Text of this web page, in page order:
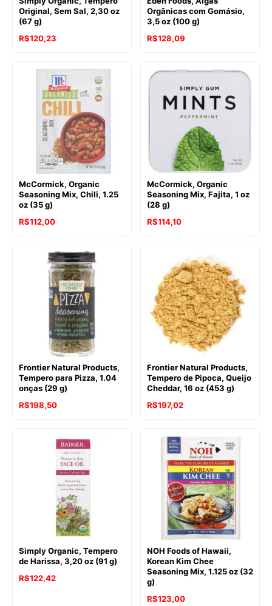
Original, Sem Sal, 2,30 oz
(67 g)
R$120,23
Orgânicas com Gomásio,
3,5 oz (100 g)
R$128,09
McCormick, Organic
Seasoning Mix, Chili, 1.25
oz (35 g)
R$112,00
McCormick, Organic
Seasoning Mix, Fajita, 1 oz
(28 g)
R$114,10
Frontier Natural Products,
Tempero para Pizza, 1.04
onças (29 g)
R$198,50
Frontier Natural Products,
Tempero de Pipoca, Queijo
Cheddar, 16 oz (453 g)
R$197,02
Simply Organic, Tempero
de Harissa, 3,20 oz (91 g)
R$122,42
NOH Foods of Hawaii,
Korean Kim Chee
Seasoning Mix, 1.125 oz (32
g)
R$123,00